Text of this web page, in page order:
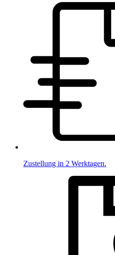
Zustellung in 2 Werktagen.